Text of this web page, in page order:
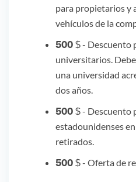
para propietarios y
vehículos de la
500 $- Descuento
universitarios.
una universidad
dos años.
500 $- Descuento
estadounidenses
retirados.
500 $- Oferta de